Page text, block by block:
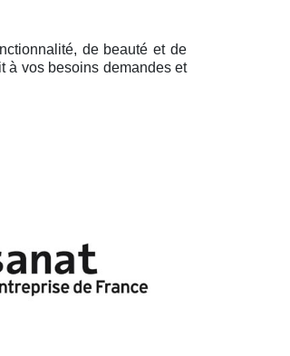
de beauté et de
à vos besoins demandes et